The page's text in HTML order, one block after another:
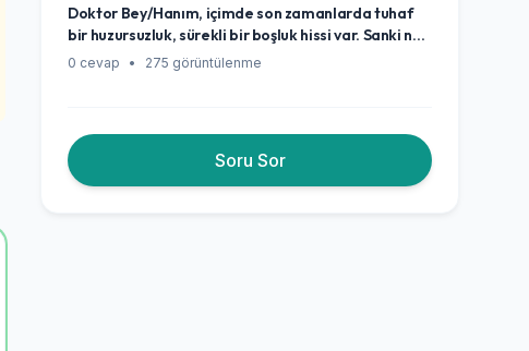
Doktor Bey/Hanım, içimde son zamanlarda tuhaf
bir huzursuzluk, sürekli bir boşluk hissi var. Sanki ne
yapsam tam olmuyor, hiçbir şeyden tam olarak
0 cevap • 275 görüntülenme
Soru Sor